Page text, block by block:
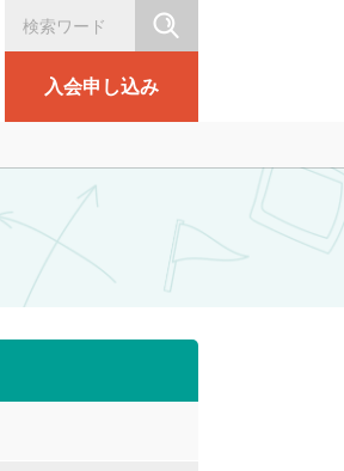
協会
入会申し込み